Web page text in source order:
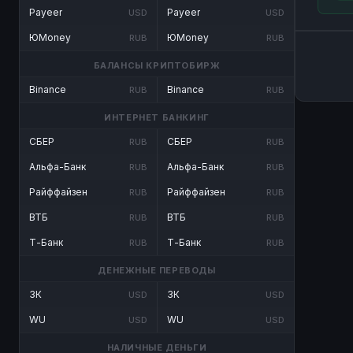
Payeer USD
ЮMoney RUB
Payeer USD
ЮMoney RUB
БАЛАНСЫ КРИПТОБИРЖ
Binance RUB Binance RUB
ИНТЕРНЕТ БАНКИНГ
СБЕР RUB
Альфа-Банк RUB
Райффайзен RUB
ВТБ RUB
Т-Банк RUB
СБЕР RUB
Альфа-Банк RUB
Райффайзен RUB
ВТБ RUB
Т-Банк RUB
ДЕНЕЖНЫЕ ПЕРЕВОДЫ
ЗК USD
WU USD
ЗК USD
WU USD
НАЛИЧНЫЕ ДЕНЬГИ